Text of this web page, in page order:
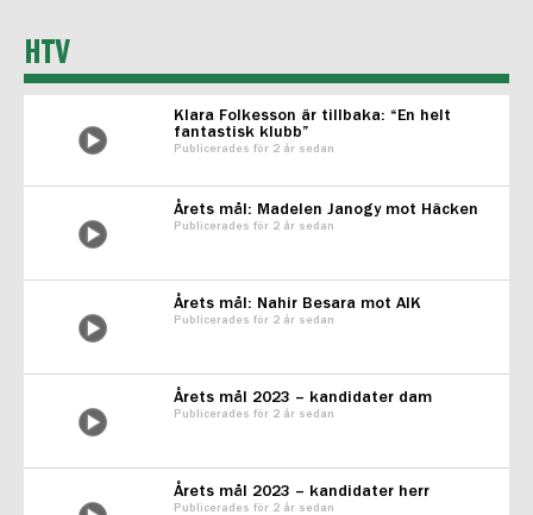
HTV
Klara Folkesson är tillbaka: “En helt
fantastisk klubb”
Publicerades för 2 år sedan
Årets mål: Madelen Janogy mot Häcken
Publicerades för 2 år sedan
Årets mål: Nahir Besara mot AIK
Publicerades för 2 år sedan
Årets mål 2023 – kandidater dam
Publicerades för 2 år sedan
Årets mål 2023 – kandidater herr
Publicerades för 2 år sedan